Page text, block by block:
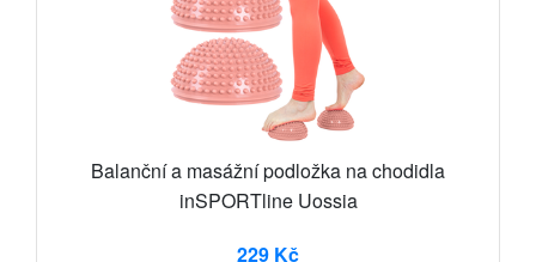
Balanční a masážní podložka na chodidla
inSPORTline Uossia
229 Kč